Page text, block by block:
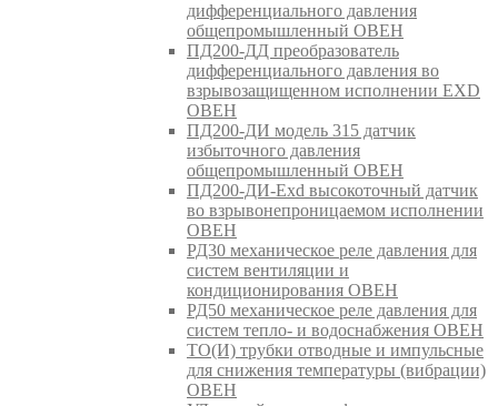
дифференциального давления
общепромышленный ОВЕН
ПД200-ДД преобразователь
дифференциального давления во
взрывозащищенном исполнении EXD
ОВЕН
ПД200-ДИ модель 315 датчик
избыточного давления
общепромышленный ОВЕН
ПД200-ДИ-Exd высокоточный датчик
во взрывонепроницаемом исполнении
ОВЕН
РД30 механическое реле давления для
систем вентиляции и
кондиционирования ОВЕН
РД50 механическое реле давления для
систем тепло- и водоснабжения ОВЕН
ТО(И) трубки отводные и импульсные
для снижения температуры (вибрации)
ОВЕН